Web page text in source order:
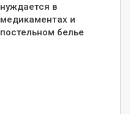
нуждается в
медикаментах и
постельном белье​